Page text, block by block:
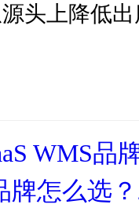
头上降低
WMS品
牌怎么选